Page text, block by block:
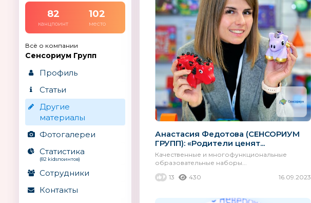
82
канцпоинт
102
место
Всё о компании
Сенсориум Групп
Профиль
Статьи
Другие
материалы
Фотогалереи
Статистика
(82 kidsпоинтов)
Сотрудники
Контакты
Анастасия Федотова (СЕНСОРИУМ
ГРУПП): «Родители ценят...
Качественные и многофункциональные
образовательные наборы...
13
430 16.09.2023